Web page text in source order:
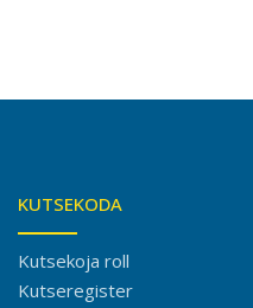
KUTSEKODA
Kutsekoja roll
Kutseregister